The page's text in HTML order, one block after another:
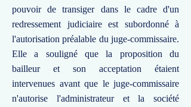
pouvoir de transiger dans le cadre d'un
redressement judiciaire est subordonné à
l'autorisation préalable du juge-commissaire.
Elle a souligné que la proposition du
bailleur et son acceptation étaient
intervenues avant que le juge-commissaire
n'autorise l'administrateur et la société